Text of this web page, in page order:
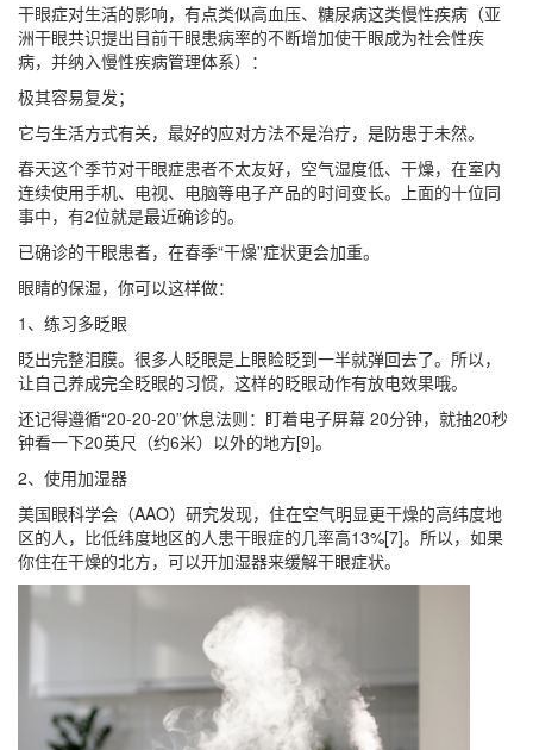
干眼症对生活的影响，有点类似高血压、糖尿病这类慢性疾病（亚
洲干眼共识提出目前干眼患病率的不断增加使干眼成为社会性疾
病，并纳入慢性疾病管理体系）：
极其容易复发；
它与生活方式有关，最好的应对方法不是治疗，是防患于未然。
春天这个季节对干眼症患者不太友好，空气湿度低、干燥，在室内
连续使用手机、电视、电脑等电子产品的时间变长。上面的十位同
事中，有2位就是最近确诊的。
已确诊的干眼患者，在春季“干燥”症状更会加重。
眼睛的保湿，你可以这样做：
1、练习多眨眼
眨出完整泪膜。很多人眨眼是上眼睑眨到一半就弹回去了。所以，
让自己养成完全眨眼的习惯，这样的眨眼动作有放电效果哦。
还记得遵循“20-20-20”休息法则：盯着电子屏幕 20分钟，就抽20秒
钟看一下20英尺（约6米）以外的地方[9]。
2、使用加湿器
美国眼科学会（AAO）研究发现，住在空气明显更干燥的高纬度地
区的人，比低纬度地区的人患干眼症的几率高13%[7]。所以，如果
你住在干燥的北方，可以开加湿器来缓解干眼症状。